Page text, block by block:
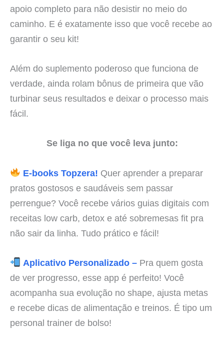
apoio completo para não desistir no meio do
caminho. E é exatamente isso que você recebe ao
garantir o seu kit!
Além do suplemento poderoso que funciona de
verdade, ainda rolam bônus de primeira que vão
turbinar seus resultados e deixar o processo mais
fácil.
Se liga no que você leva junto:
E-books Topzera! Quer aprender a preparar
pratos gostosos e saudáveis sem passar
perrengue? Você recebe vários guias digitais com
receitas low carb, detox e até sobremesas fit pra
não sair da linha. Tudo prático e fácil!
Aplicativo Personalizado –Pra quem gosta
de ver progresso, esse app é perfeito! Você
acompanha sua evolução no shape, ajusta metas
e recebe dicas de alimentação e treinos. É tipo um
personal trainer de bolso!